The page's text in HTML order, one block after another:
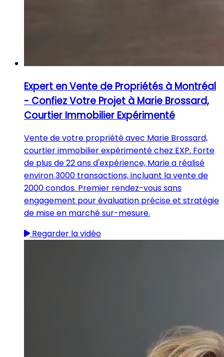
Expert en Vente de Propriétés à Montréal
- Confiez Votre Projet à Marie Brossard,
Courtier Immobilier Expérimenté
Vente de votre propriété avec Marie Brossard,
courtier immobilier expérimenté chez EXP. Forte
de plus de 22 ans d'expérience, Marie a réalisé
environ 3000 transactions, incluant la vente de
2000 condos. Premier rendez-vous sans
engagement pour évaluation précise et stratégie
de mise en marché sur-mesure.
Regarder la vidéo